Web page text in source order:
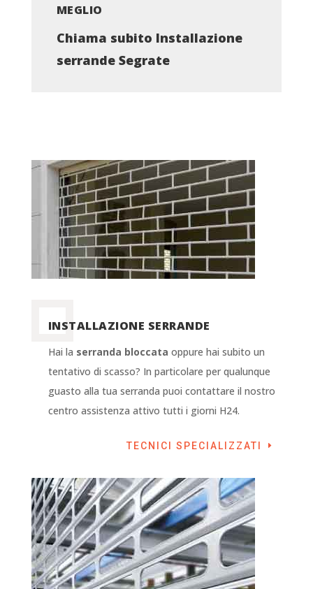
MEGLIO
Chiama subito Installazione
serrande Segrate
INSTALLAZIONE SERRANDE
Hai la serranda bloccata oppure hai subito un
tentativo di scasso? In particolare per qualunque
guasto alla tua serranda puoi contattare il nostro
centro assistenza attivo tutti i giorni H24.
TECNICI SPECIALIZZATI